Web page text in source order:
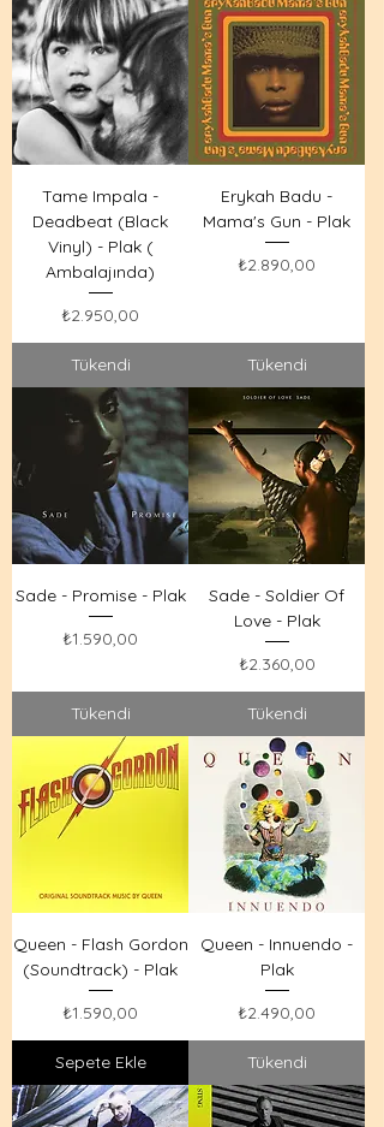
Tame Impala -
Deadbeat (Black
Vinyl) - Plak (
Ambalajında)
Fiyat
₺2.950,00
Tükendi
Erykah Badu -
Mama's Gun - Plak
Fiyat
₺2.890,00
Tükendi
Sade - Promise - Plak
Fiyat
₺1.590,00
Tükendi
Sade - Soldier Of
Love - Plak
Fiyat
₺2.360,00
Tükendi
Queen - Flash Gordon
(Soundtrack) - Plak
Fiyat
₺1.590,00
Sepete Ekle
Queen - Innuendo -
Plak
Fiyat
₺2.490,00
Tükendi